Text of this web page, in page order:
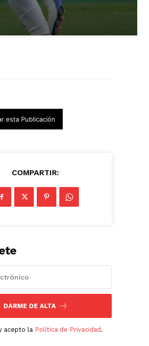
esta Publicación
COMPARTIR:
DARME DE ALTA
acepto la Política de Privacidad .